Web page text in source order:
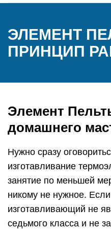
ЭЛЕМЕНТ
ПРИНЦИП
Элемент
домашнего
Нужно сразу
изготавливание
занятие по меньшей
никому не нужное.
изготавливающий не
седьмого класса и не